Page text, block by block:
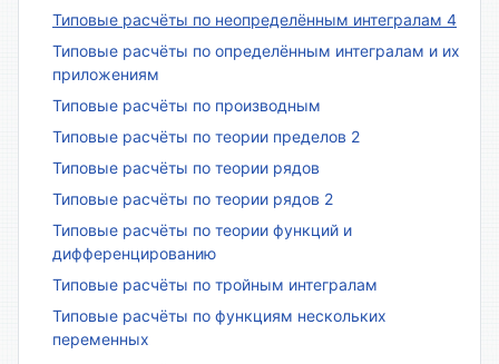
Типовые расчёты по неопределённым интегралам 4
Типовые расчёты по определённым интегралам и их
приложениям
Типовые расчёты по производным
Типовые расчёты по теории пределов 2
Типовые расчёты по теории рядов
Типовые расчёты по теории рядов 2
Типовые расчёты по теории функций и
дифференцированию
Типовые расчёты по тройным интегралам
Типовые расчёты по функциям нескольких
переменных